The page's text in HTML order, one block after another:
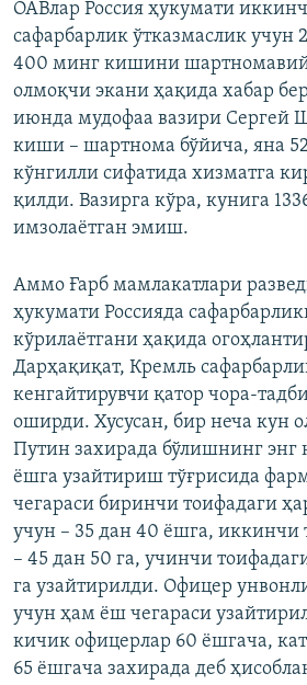
ОАВлар Россия ҳукумати
сафарбарлик ўтказмаслик учун
400 минг кишини шартномавий
олмоқчи экани ҳақида хабар
июнда мудофаа вазири Сергей
киши – шартнома бўйича, яна
кўнгилли сифатида хизматга
қилди. Вазирга кўра, кунига
имзолаётган эмиш.
Аммо Ғарб мамлакатлари
ҳукумати Россияда
кўрилаётгани ҳақида
Дарҳақиқат, Кремль
кенгайтирувчи қатор чора-
оширди. Хусусан, бир неча кун
Путин захирада бўлишнинг
ёшга узайтириш тўғрисида
чегараси биринчи тоифадаги
учун – 35 дан 40 ёшга, иккинчи
– 45 дан 50 га, учинчи
га узайтирилди. Офицер
учун ҳам ёш чегараси
кичик офицерлар 60 ёшгача,
65 ёшгача захирада деб